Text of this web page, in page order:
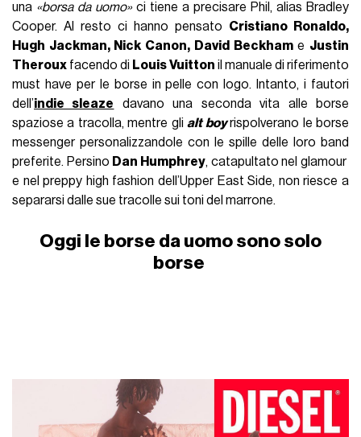
una «borsa da uomo»ci tiene a precisare Phil, alias Bradley
Cooper. Al resto ci hanno pensato Cristiano Ronaldo,
Hugh Jackman, Nick Canon, David Beckhame Justin
Theroux facendo di Louis Vuitton il manuale di riferimento
must have per le borse in pelle con logo. Intanto, i fautori
dell’indie sleaze davano una seconda vita alle borse
spaziose a tracolla, mentre glialt boyrispolverano le borse
messenger personalizzandole con le spille delle loro band
preferite. Persino Dan Humphrey, catapultato nel glamour
e nel preppy high fashion dell’Upper East Side, non riesce a
separarsi dalle sue tracolle sui toni del marrone.
Oggi le borse da uomo sono solo
borse